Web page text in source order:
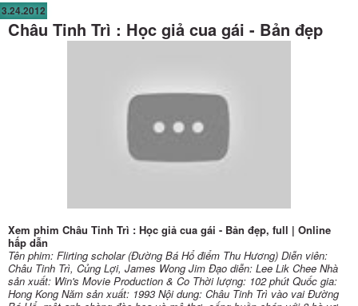
3.24.2012
Châu Tinh Trì : Học giả cua gái - Bản đẹp
Xem phim Châu Tinh Trì : Học giả cua gái - Bản đẹp, full | Online
hấp dẫn
Tên phim: Flirting scholar (Đường Bá Hổ điểm Thu Hương) Diễn viên:
Châu Tinh Trì, Củng Lợi, James Wong Jim Đạo diễn: Lee Lik Chee Nhà
sản xuất: Win's Movie Production & Co Thời lượng: 102 phút Quốc gia:
Hong Kong Năm sản xuất: 1993 Nội dung: Châu Tinh Trì vào vai Đường